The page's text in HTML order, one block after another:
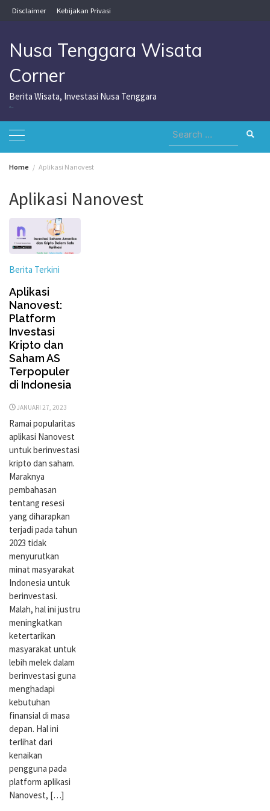
Skip
to
Disclaimer Kebijakan Privasi
Nusa Tenggara Wisata
Corner
Berita Wisata, Investasi Nusa Tenggara
Search
for:
Home Aplikasi Nanovest
Aplikasi Nanovest
Berita Terkini
Aplikasi
Nanovest:
Platform
Investasi
Kripto dan
Saham AS
Terpopuler
di Indonesia
JANUARI 27, 2023
Ramai popularitas
aplikasi Nanovest
untuk berinvestasi
kripto dan saham.
Maraknya
pembahasan
tentang resesi
yang diharapkan
terjadi pada tahun
2023 tidak
menyurutkan
minat masyarakat
Indonesia untuk
berinvestasi.
Malah, hal ini justru
meningkatkan
ketertarikan
masyarakat untuk
lebih melek dalam
berinvestasi guna
menghadapi
kebutuhan
finansial di masa
depan. Hal ini
terlihat dari
kenaikan
pengguna pada
platform aplikasi
Nanovest, […]